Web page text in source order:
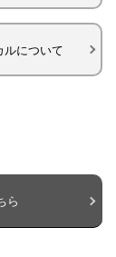
ルについて
ら